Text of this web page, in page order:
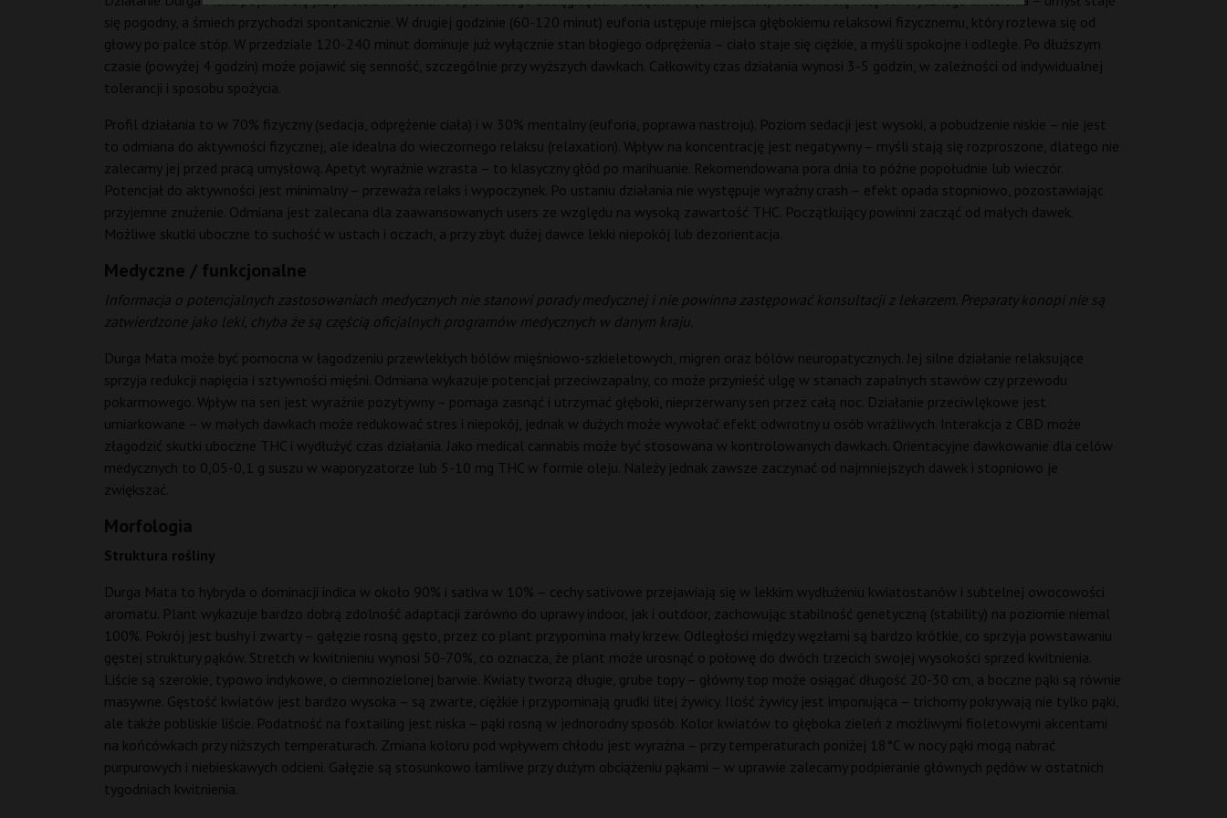
się pogodny, a śmiech przychodzi spontanicznie. W drugiej godzinie (60-120 minut) euforia ustępuje miejsca głębokiemu relaksowi fizycznemu, który rozlewa się od
głowy po palce stóp. W przedziale 120-240 minut dominuje już wyłącznie stan błogiego odprężenia – ciało staje się ciężkie, a myśli spokojne i odległe. Po dłuższym
czasie (powyżej 4 godzin) może pojawić się senność, szczególnie przy wyższych dawkach. Całkowity czas działania wynosi 3-5 godzin, w zależności od indywidualnej
tolerancji i sposobu spożycia.
Profil działania to w 70% fizyczny (sedacja, odprężenie ciała) i w 30% mentalny (euforia, poprawa nastroju). Poziom sedacji jest wysoki, a pobudzenie niskie – nie jest
to odmiana do aktywności fizycznej, ale idealna do wieczornego relaksu (relaxation). Wpływ na koncentrację jest negatywny – myśli stają się rozproszone, dlatego nie
zalecamy jej przed pracą umysłową. Apetyt wyraźnie wzrasta – to klasyczny głód po marihuanie. Rekomendowana pora dnia to późne popołudnie lub wieczór.
Potencjał do aktywności jest minimalny – przeważa relaks i wypoczynek. Po ustaniu działania nie występuje wyraźny crash – efekt opada stopniowo, pozostawiając
przyjemne znużenie. Odmiana jest zalecana dla zaawansowanych users ze względu na wysoką zawartość THC. Początkujący powinni zacząć od małych dawek.
Możliwe skutki uboczne to suchość w ustach i oczach, a przy zbyt dużej dawce lekki niepokój lub dezorientacja.
Medyczne / funkcjonalne
Informacja o potencjalnych zastosowaniach medycznych nie stanowi porady medycznej i nie powinna zastępować konsultacji z lekarzem. Preparaty konopi nie są
zatwierdzone jako leki, chyba że są częścią oficjalnych programów medycznych w danym kraju.
Durga Mata może być pomocna w łagodzeniu przewlekłych bólów mięśniowo-szkieletowych, migren oraz bólów neuropatycznych. Jej silne działanie relaksujące
sprzyja redukcji napięcia i sztywności mięśni. Odmiana wykazuje potencjał przeciwzapalny, co może przynieść ulgę w stanach zapalnych stawów czy przewodu
pokarmowego. Wpływ na sen jest wyraźnie pozytywny – pomaga zasnąć i utrzymać głęboki, nieprzerwany sen przez całą noc. Działanie przeciwlękowe jest
umiarkowane – w małych dawkach może redukować stres i niepokój, jednak w dużych może wywołać efekt odwrotny u osób wrażliwych. Interakcja z CBD może
złagodzić skutki uboczne THC i wydłużyć czas działania. Jako medical cannabis może być stosowana w kontrolowanych dawkach. Orientacyjne dawkowanie dla celów
medycznych to 0,05-0,1 g suszu w waporyzatorze lub 5-10 mg THC w formie oleju. Należy jednak zawsze zaczynać od najmniejszych dawek i stopniowo je
zwiększać.
Morfologia
Struktura rośliny
Durga Mata to hybryda o dominacji indica w około 90% i sativa w 10% – cechy sativowe przejawiają się w lekkim wydłużeniu kwiatostanów i subtelnej owocowości
aromatu. Plant wykazuje bardzo dobrą zdolność adaptacji zarówno do uprawy indoor, jak i outdoor, zachowując stabilność genetyczną (stability) na poziomie niemal
100%. Pokrój jest bushy i zwarty – gałęzie rosną gęsto, przez co plant przypomina mały krzew. Odległości między węzłami są bardzo krótkie, co sprzyja powstawaniu
gęstej struktury pąków. Stretch w kwitnieniu wynosi 50-70%, co oznacza, że plant może urosnąć o połowę do dwóch trzecich swojej wysokości sprzed kwitnienia.
Liście są szerokie, typowo indykowe, o ciemnozielonej barwie. Kwiaty tworzą długie, grube topy – główny top może osiągać długość 20-30 cm, a boczne pąki są równie
masywne. Gęstość kwiatów jest bardzo wysoka – są zwarte, ciężkie i przypominają grudki litej żywicy. Ilość żywicy jest imponująca – trichomy pokrywają nie tylko pąki,
ale także pobliskie liście. Podatność na foxtailing jest niska – pąki rosną w jednorodny sposób. Kolor kwiatów to głęboka zieleń z możliwymi fioletowymi akcentami
na końcówkach przy niższych temperaturach. Zmiana koloru pod wpływem chłodu jest wyraźna – przy temperaturach poniżej 18°C w nocy pąki mogą nabrać
purpurowych i niebieskawych odcieni. Gałęzie są stosunkowo łamliwe przy dużym obciążeniu pąkami – w uprawie zalecamy podpieranie głównych pędów w ostatnich
tygodniach kwitnienia.